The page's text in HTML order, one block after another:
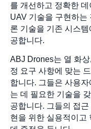
를 개선하고 정확한
UAV 기술을 구현하는
론 기술을 기존 시스
공합니다.
ABJ Drones는 열 화
정 요구 사항에 맞는
합니다. 그들은 사용
는 데 필요한 기술을
공합니다. 그들의 접
현을 위한 실용적이고